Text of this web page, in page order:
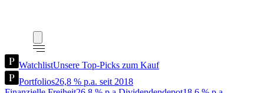
WatchlistUnsere Top-Picks zum Kauf
Portfolios26,8 % p.a. seit 2018